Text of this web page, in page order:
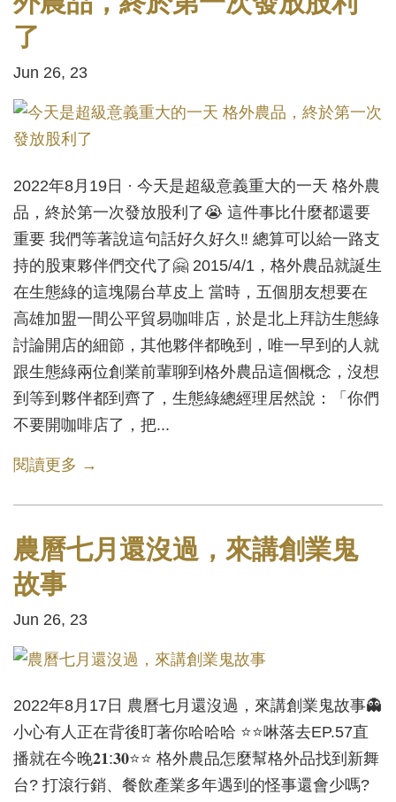
了
Jun 26, 23
2022年8月19日 · 今天是超級意義重大的一天 格外農
品，終於第一次發放股利了😭 這件事比什麼都還要
重要 我們等著說這句話好久好久‼️ 總算可以給一路支
持的股東夥伴們交代了🤗 2015/4/1，格外農品就誕生
在生態綠的這塊陽台草皮上 當時，五個朋友想要在
高雄加盟一間公平貿易咖啡店，於是北上拜訪生態綠
討論開店的細節，其他夥伴都晚到，唯一早到的人就
跟生態綠兩位創業前輩聊到格外農品這個概念，沒想
到等到夥伴都到齊了，生態綠總經理居然說：「你們
不要開咖啡店了，把...
閱讀更多 →
農曆七月還沒過，來講創業鬼
故事
Jun 26, 23
2022年8月17日 農曆七月還沒過，來講創業鬼故事👻
小心有人正在背後盯著你哈哈哈 ⭐️⭐️啉落去EP.57直
播就在今晚𝟐𝟏:𝟑𝟎⭐️⭐️ 格外農品怎麼幫格外品找到新舞
台? 打滾行銷、餐飲產業多年遇到的怪事還會少嗎?